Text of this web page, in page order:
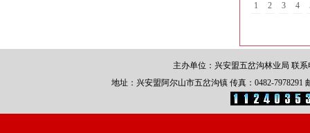
1 2 3 4
主办单位：兴安盟五岔沟林业局 联系
地址：兴安盟阿尔山市五岔沟镇 传真：0482-7978291